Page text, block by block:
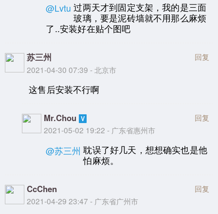
@Lvtu 过两天才到固定支架，我的是三面
玻璃，要是泥砖墙就不用那么麻烦
了..安装好在贴个图吧
苏三州
2021-04-30 07:39 - 北京市
回复
这售后安装不行啊
Mr.Chou
2021-05-02 19:22 - 广东省惠州市
回复
@苏三州 耽误了好几天，想想确实也是他
怕麻烦。
CcChen
2021-04-29 23:47 - 广东省广州市
回复